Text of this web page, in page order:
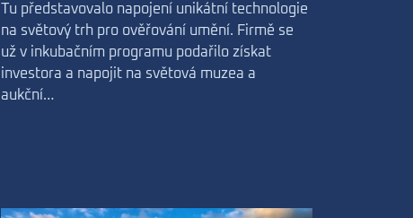
Tu představovalo napojení unikátní technologie
na světový trh pro ověřování umění. Firmě se
už v inkubačním programu podařilo získat
investora a napojit na světová muzea a
aukční…